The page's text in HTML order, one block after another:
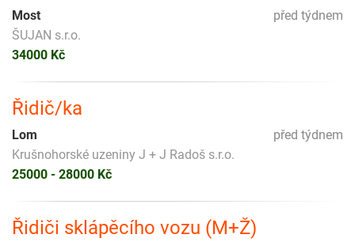
před týdnem
Most
ŠUJAN s.r.o.
34000 Kč
Řidič/ka
před týdnem
Lom
Krušnohorské uzeniny J + J Radoš s.r.o.
25000 - 28000 Kč
Řidiči sklápěcího vozu (M+Ž)